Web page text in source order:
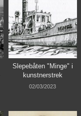
Slepebåten "Minge" i
kunstnerstrek
02/03/2023